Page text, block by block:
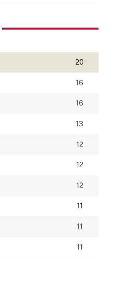
20
16
16
13
12
12
12
11
11
11